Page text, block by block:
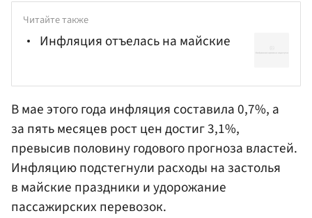
Читайте также
Инфляция отъелась на майские
В мае этого года инфляция составила 0,7%, а
за пять месяцев рост цен достиг 3,1%,
превысив половину годового прогноза властей.
Инфляцию подстегнули расходы на застолья
в майские праздники и удорожание
пассажирских перевозок.